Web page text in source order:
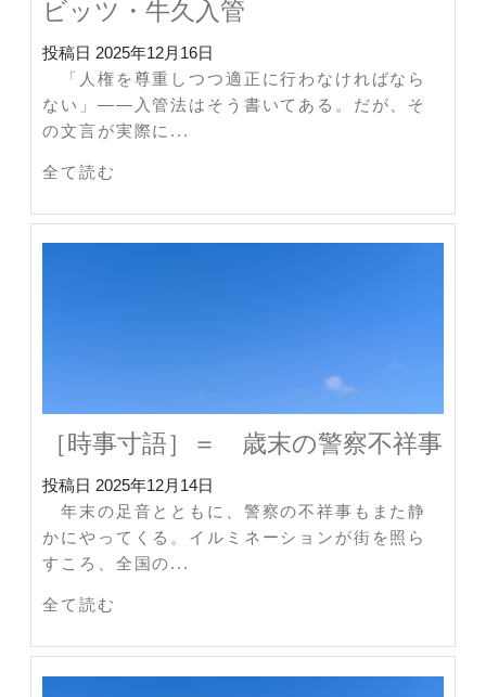
ビッツ・牛久入管
投稿日 2025年12月16日
「人権を尊重しつつ適正に行わなければなら
ない」――入管法はそう書いてある。だが、そ
の文言が実際に...
全て読む
［時事寸語］＝ 歳末の警察不祥事
投稿日 2025年12月14日
年末の足音とともに、警察の不祥事もまた静
かにやってくる。イルミネーションが街を照ら
すころ、全国の...
全て読む